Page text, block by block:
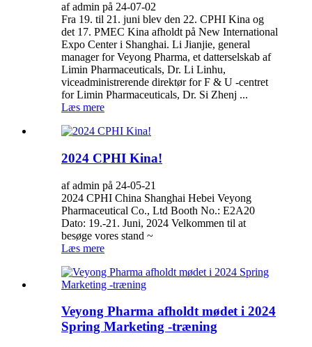
af admin på 24-07-02
Fra 19. til 21. juni blev den 22. CPHI Kina og
det 17. PMEC Kina afholdt på New International
Expo Center i Shanghai. Li Jianjie, general
manager for Veyong Pharma, et datterselskab af
Limin Pharmaceuticals, Dr. Li Linhu,
viceadministrerende direktør for F & U -centret
for Limin Pharmaceuticals, Dr. Si Zhenj ...
Læs mere
2024 CPHI Kina!
af admin på 24-05-21
2024 CPHI China Shanghai Hebei Veyong
Pharmaceutical Co., Ltd Booth No.: E2A20
Dato: 19.-21. Juni, 2024 Velkommen til at
besøge vores stand ~
Læs mere
Veyong Pharma afholdt mødet i 2024
Spring Marketing -træning